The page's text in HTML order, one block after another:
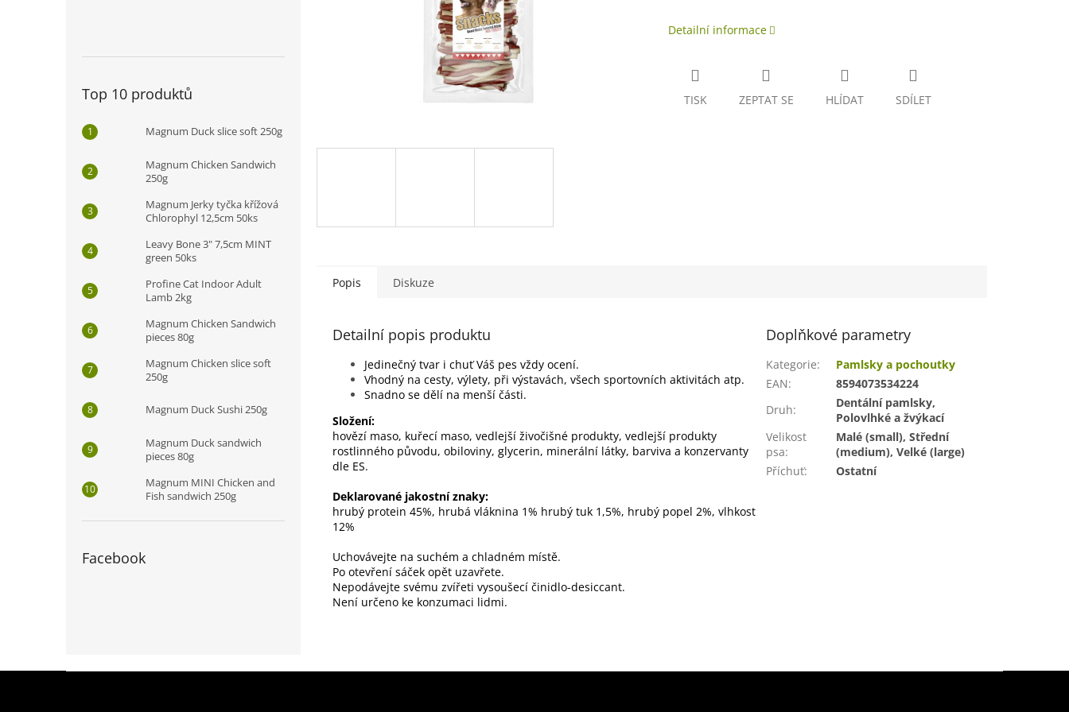
Top 10 produktů
Magnum Duck slice soft 250g
Magnum Chicken Sandwich
250g
Magnum Jerky tyčka křížová
Chlorophyl 12,5cm 50ks
Leavy Bone 3" 7,5cm MINT
green 50ks
Profine Cat Indoor Adult
Lamb 2kg
Magnum Chicken Sandwich
pieces 80g
Magnum Chicken slice soft
250g
Magnum Duck Sushi 250g
Magnum Duck sandwich
pieces 80g
Magnum MINI Chicken and
Fish sandwich 250g
Facebook
Detailní informace
TISK ZEPTAT SE HLÍDAT SDÍLET
Popis Diskuze
Detailní popis produktu
Jedinečný tvar i chuť Váš pes vždy ocení.
Vhodný na cesty, výlety, při výstavách, všech sportovních aktivitách atp.
Snadno se dělí na menší části.
Složení:
hovězí maso, kuřecí maso, vedlejší živočišné produkty, vedlejší produkty
rostlinného původu, obiloviny, glycerin, minerální látky, barviva a konzervanty
dle ES.
Deklarované jakostní znaky:
hrubý protein 45%, hrubá vláknina 1% hrubý tuk 1,5%, hrubý popel 2%, vlhkost
12%
Uchovávejte na suchém a chladném místě.
Po otevření sáček opět uzavřete.
Nepodávejte svému zvířeti vysoušecí činidlo-desiccant.
Není určeno ke konzumaci lidmi.
Doplňkové parametry
Kategorie:
Pamlsky a pochoutky
EAN:
8594073534224
Druh:
Dentální pamlsky,
Polovlhké a žvýkací
Velikost
psa:
Malé (small), Střední
(medium), Velké (large)
Příchuť: Ostatní
Z